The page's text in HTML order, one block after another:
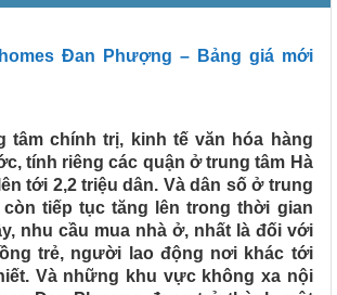
Đan Phượng – Bảng giá mới
tâm chính trị, kinh tế văn hóa hàng
tính riêng các quận ở trung tâm Hà
tới 2,2 triệu dân. Và dân số ở trung
còn tiếp tục tăng lên trong thời gian
nhu cầu mua nhà ở, nhất là đối với
trẻ, người lao động nơi khác tới
Và những khu vực không xa nội